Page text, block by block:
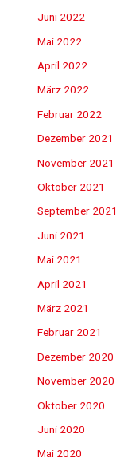
Juni 2022
Mai 2022
April 2022
März 2022
Februar 2022
Dezember 2021
November 2021
Oktober 2021
September 2021
Juni 2021
Mai 2021
April 2021
März 2021
Februar 2021
Dezember 2020
November 2020
Oktober 2020
Juni 2020
Mai 2020